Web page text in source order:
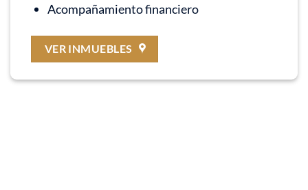
Acompañamiento financiero
VER INMUEBLES